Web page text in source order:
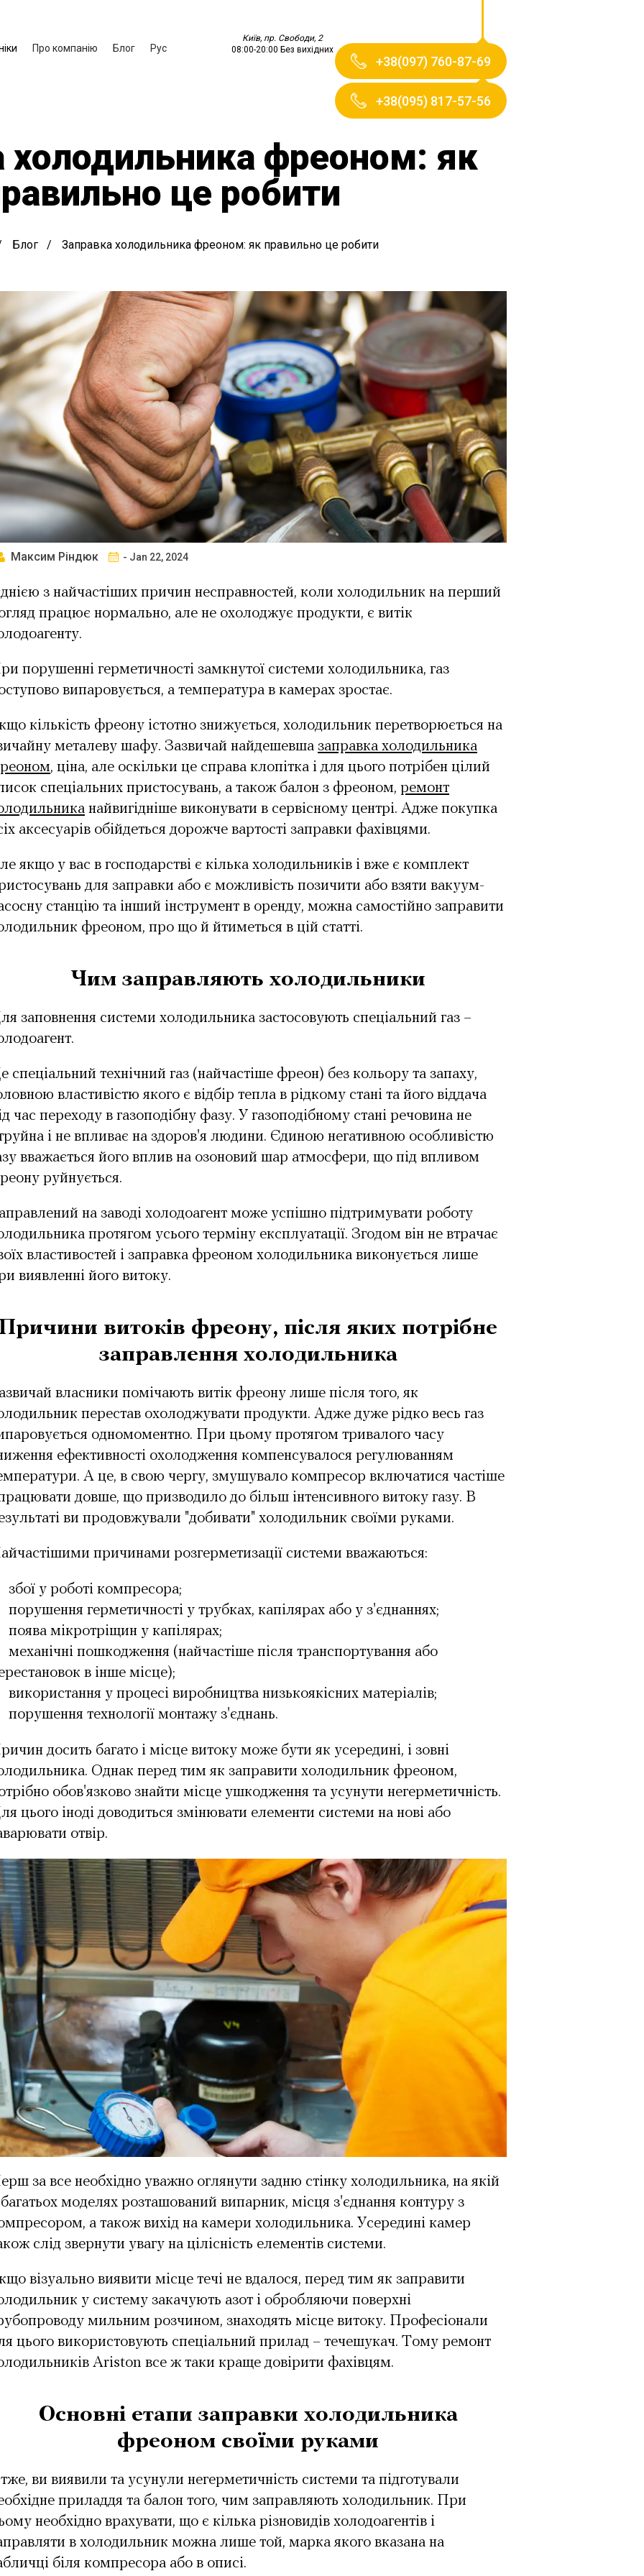
Про компанію Блог Рус
Київ, пр. Свободи, 2
08:00-20:00 Без вихідних
+38(097) 760-87-69
+38(095) 817-57-56
холодильника фреоном: як
це робити
Блог Заправка холодильника фреоном: як правильно це робити
Максим Ріндюк - Jan 22, 2024
з найчастіших причин несправностей, коли холодильник на перший
працює нормально, але не охолоджує продукти, є витік
порушенні герметичності замкнутої системи холодильника, газ
випаровується, а температура в камерах зростає.
кількість фреону істотно знижується, холодильник перетворюється на
металеву шафу. Зазвичай найдешевша заправка холодильника
, ціна, але оскільки це справа клопітка і для цього потрібен цілий
спеціальних пристосувань, а також балон з фреоном, ремонт
найвигідніше виконувати в сервісному центрі. Адже покупка
аксесуарів обійдеться дорожче вартості заправки фахівцями.
якщо у вас в господарстві є кілька холодильників і вже є комплект
для заправки або є можливість позичити або взяти вакуум-
станцію та інший інструмент в оренду, можна самостійно заправити
фреоном, про що й йтиметься в цій статті.
Чим заправляють холодильники
заповнення системи холодильника застосовують спеціальний газ –
спеціальний технічний газ (найчастіше фреон) без кольору та запаху,
властивістю якого є відбір тепла в рідкому стані та його віддача
час переходу в газоподібну фазу. У газоподібному стані речовина не
і не впливає на здоров'я людини. Єдиною негативною особливістю
вважається його вплив на озоновий шар атмосфери, що під впливом
руйнується.
на заводі холодоагент може успішно підтримувати роботу
протягом усього терміну експлуатації. Згодом він не втрачає
властивостей і заправка фреоном холодильника виконується лише
виявленні його витоку.
Причини витоків фреону, після яких потрібне
заправлення холодильника
власники помічають витік фреону лише після того, як
перестав охолоджувати продукти. Адже дуже рідко весь газ
одномоментно. При цьому протягом тривалого часу
ефективності охолодження компенсувалося регулюванням
А це, в свою чергу, змушувало компресор включатися частіше
довше, що призводило до більш інтенсивного витоку газу. В
ви продовжували "добивати" холодильник своїми руками.
причинами розгерметизації системи вважаються:
збої у роботі компресора;
порушення герметичності у трубках, капілярах або у з'єднаннях;
поява мікротріщин у капілярах;
механічні пошкодження (найчастіше після транспортування або
в інше місце);
використання у процесі виробництва низькоякісних матеріалів;
порушення технології монтажу з'єднань.
досить багато і місце витоку може бути як усередині, і зовні
Однак перед тим як заправити холодильник фреоном,
обов'язково знайти місце ушкодження та усунути негерметичність.
цього іноді доводиться змінювати елементи системи на нові або
отвір.
за все необхідно уважно оглянути задню стінку холодильника, на якій
моделях розташований випарник, місця з'єднання контуру з
а також вихід на камери холодильника. Усередині камер
слід звернути увагу на цілісність елементів системи.
візуально виявити місце течі не вдалося, перед тим як заправити
у систему закачують азот і обробляючи поверхні
мильним розчином, знаходять місце витоку. Професіонали
цього використовують спеціальний прилад – течешукач. Тому ремонт
Ariston все ж таки краще довірити фахівцям.
Основні етапи заправки холодильника
фреоном своїми руками
ви виявили та усунули негерметичність системи та підготували
приладдя та балон того, чим заправляють холодильник. При
необхідно врахувати, що є кілька різновидів холодоагентів і
в холодильник можна лише той, марка якого вказана на
біля компресора або в описі.